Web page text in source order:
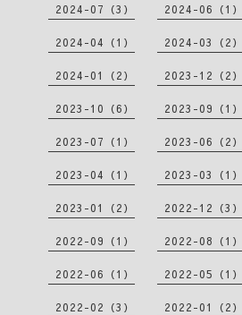
2024-07（3） 2024-06（1）
2024-04（1） 2024-03（2）
2024-01（2） 2023-12（2）
2023-10（6） 2023-09（1）
2023-07（1） 2023-06（2）
2023-04（1） 2023-03（1）
2023-01（2） 2022-12（3）
2022-09（1） 2022-08（1）
2022-06（1） 2022-05（1）
2022-02（3） 2022-01（2）